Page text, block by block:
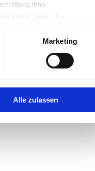
Ihrer
Daten ohne
Ihre individuellen
jederzeit anpassen
aufrufen. Weitere
Marketing
Alle zulassen